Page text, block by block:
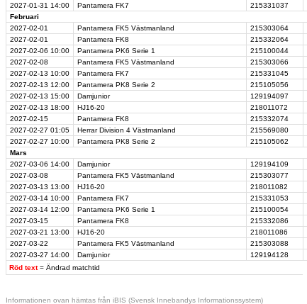
Röd text = Ändrad matchtid
2027-01-31 14:00 Pantamera FK7 215331037
Februari
2027-02-01
Pantamera FK5 Västmanland 215303064
2027-02-01
Pantamera FK8 215332064
2027-02-06 10:00 Pantamera PK6 Serie 1 215100044
2027-02-08
Pantamera FK5 Västmanland 215303066
2027-02-13 10:00 Pantamera FK7 215331045
2027-02-13 12:00 Pantamera PK8 Serie 2 215105056
2027-02-13 15:00 Damjunior 129194097
2027-02-13 18:00 HJ16-20 218011072
2027-02-15
Pantamera FK8 215332074
2027-02-27 01:05 Herrar Division 4 Västmanland 215569080
2027-02-27 10:00 Pantamera PK8 Serie 2 215105062
Mars
2027-03-06 14:00 Damjunior 129194109
2027-03-08
Pantamera FK5 Västmanland 215303077
2027-03-13 13:00 HJ16-20 218011082
2027-03-14 10:00 Pantamera FK7 215331053
2027-03-14 12:00 Pantamera PK6 Serie 1 215100054
2027-03-15
Pantamera FK8 215332086
2027-03-21 13:00 HJ16-20 218011086
2027-03-22
Pantamera FK5 Västmanland 215303088
2027-03-27 14:00 Damjunior 129194128
Informationen ovan hämtas från iBIS (Svensk Innebandys Informationssystem)